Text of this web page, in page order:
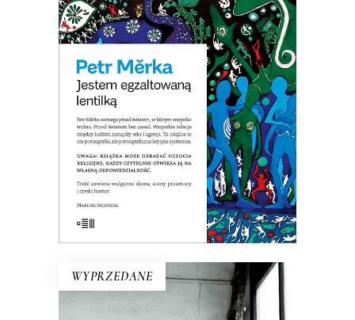
E-BOOK DO KOSZYKA
LENTILKĄ
Opowiadania surrealistyczne, science
fiction o dewiantach, horror erotyczny,
pornograficzna krytyka społeczna. Ta
książką wprawiła w zdumienie nawet
czeskich czytelników!
WYPRZEDANE